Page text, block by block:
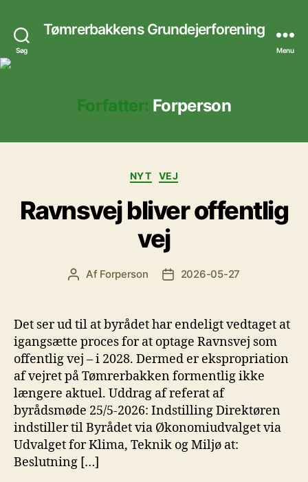
Søg
Tømrerbakkens Grundejerforening
Menu
Forfatter: Forperson
Kategorier
NYT VEJ
Ravnsvej bliver offentlig
vej
Indlægsforfatter
Af Forperson Indlægsdato
2026-05-27
Det ser ud til at byrådet har endeligt vedtaget at
igangsætte proces for at optage Ravnsvej som
offentlig vej – i 2028. Dermed er ekspropriation
af vejret på Tømrerbakken formentlig ikke
længere aktuel. Uddrag af referat af
byrådsmøde 25/5-2026: Indstilling Direktøren
indstiller til Byrådet via Økonomiudvalget via
Udvalget for Klima, Teknik og Miljø at:
Beslutning […]